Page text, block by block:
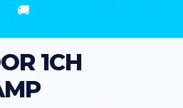
🚚
1CH